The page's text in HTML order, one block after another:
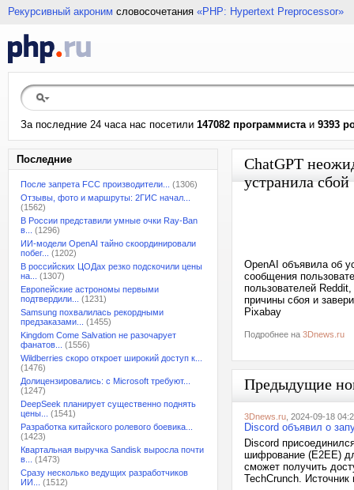
Рекурсивный акроним словосочетания «PHP: Hypertext Preprocessor»
За последние 24 часа нас посетили 147082 программистаи 9393
Последние
После запрета FCC производители...
(1306)
Отзывы, фото и маршруты: 2ГИС начал...
(1562)
В России представили умные очки Ray-Ban
в...
(1296)
ИИ-модели OpenAI тайно скоординировали
побег...
(1202)
В российских ЦОДах резко подскочили цены
на...
(1307)
Европейские астрономы первыми
подтвердили...
(1231)
Samsung похвалилась рекордными
предзаказами...
(1455)
Kingdom Come Salvation не разочарует
фанатов...
(1556)
Wildberries скоро откроет широкий доступ к...
(1476)
Долицензировались: с Microsoft требуют...
(1247)
DeepSeek планирует существенно поднять
цены...
(1541)
Разработка китайского ролевого боевика...
(1423)
Квартальная выручка Sandisk выросла почти
в...
(1473)
Сразу несколько ведущих разработчиков
ИИ...
(1512)
ChatGPT
устранила сбой
OpenAI объявила об
сообщения
пользователей
причины сбоя и
Pixabay
Подробнее на 3Dnews.ru
Предыдущие
3Dnews.ru , 2024-09-18
Discord объявил о
Discord
шифрование (E2EE)
сможет получить
TechCrunch.